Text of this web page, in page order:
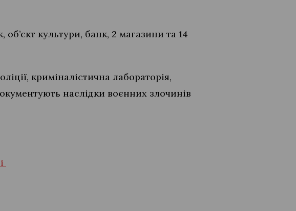
культури, банк, 2 магазини та 14
криміналістична лабораторія,
наслідки воєнних злочинів